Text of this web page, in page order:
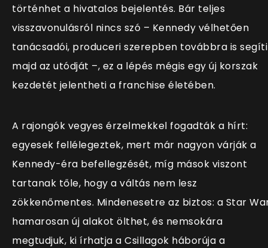
történhet a hivatalos bejelentés. Bár teljes
visszavonulásról nincs szó – Kennedy vélhetően
tanácsadói, produceri szerepben továbbra is segíti
majd az utódját –, ez a lépés mégis egy új korszak
kezdetét jelentheti a franchise életében.
A rajongók vegyes érzelmekkel fogadták a hírt:
egyesek fellélegeztek, mert már nagyon várják a
Kennedy-éra befellegzését, míg mások viszont
tartanak tőle, hogy a váltás nem lesz
zökkenőmentes. Mindenesetre az biztos: a Star
hamarosan új alakot ölthet, és nemsokára
megtudjuk, ki írhatja a Csillagok háborúja a